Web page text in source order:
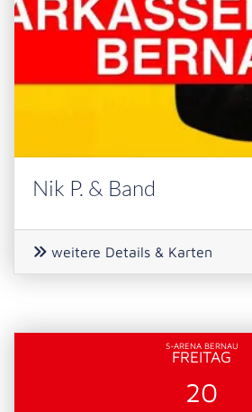
Nik P. & Band
weitere Details & Karten
S-ARENA BERNAU
FREITAG
20